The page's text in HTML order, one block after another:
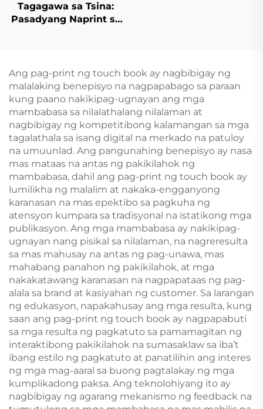
Tagagawa sa Tsina:
Pasadyang Naprint sa
Ang pag-print ng touch book ay nagbibigay ng
malalaking benepisyo na nagpapabago sa paraan
kung paano nakikipag-ugnayan ang mga
mambabasa sa nilalathalang nilalaman at
nagbibigay ng kompetitibong kalamangan sa mga
tagalathala sa isang digital na merkado na patuloy
na umuunlad. Ang pangunahing benepisyo ay nasa
mas mataas na antas ng pakikilahok ng
mambabasa, dahil ang pag-print ng touch book ay
lumilikha ng malalim at nakaka-engganyong
karanasan na mas epektibo sa pagkuha ng
atensyon kumpara sa tradisyonal na istatikong mga
publikasyon. Ang mga mambabasa ay nakikipag-
ugnayan nang pisikal sa nilalaman, na nagreresulta
sa mas mahusay na antas ng pag-unawa, mas
mahabang panahon ng pakikilahok, at mga
nakakatawang karanasan na nagpapataas ng pag-
alala sa brand at kasiyahan ng customer. Sa larangan
ng edukasyon, napakahusay ang mga resulta, kung
saan ang pag-print ng touch book ay nagpapabuti
sa mga resulta ng pagkatuto sa pamamagitan ng
interaktibong pakikilahok na sumasaklaw sa iba’t
ibang estilo ng pagkatuto at panatilihin ang interes
ng mga mag-aaral sa buong pagtalakay ng mga
kumplikadong paksa. Ang teknolohiyang ito ay
nagbibigay ng agarang mekanismo ng feedback na